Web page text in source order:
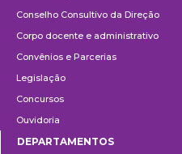
Conselho Consultivo da Direção
Corpo docente e administrativo
Convênios e Parcerias
Legislação
Concursos
Ouvidoria
DEPARTAMENTOS